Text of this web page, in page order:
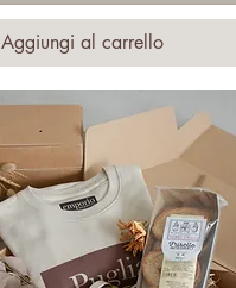
Aggiungi al carrello